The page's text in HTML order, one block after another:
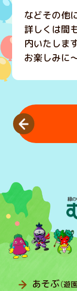
などその他
詳しくは間
内いたしま
お楽しみに
あそぶ（遊